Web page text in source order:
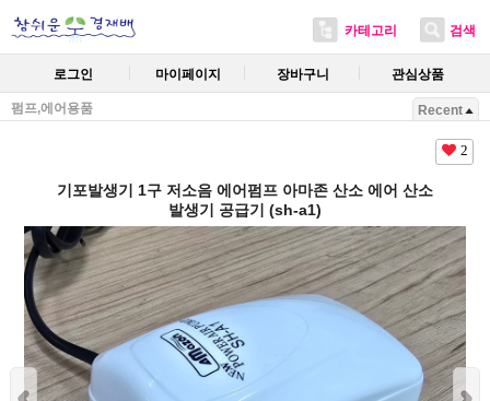
카테고리 검색
로그인 마이페이지 장바구니 관심상품
펌프,에어용품 Recent
2
기포발생기 1구 저소음 에어펌프 아마존 산소 에어 산소
발생기 공급기 (sh-a1)